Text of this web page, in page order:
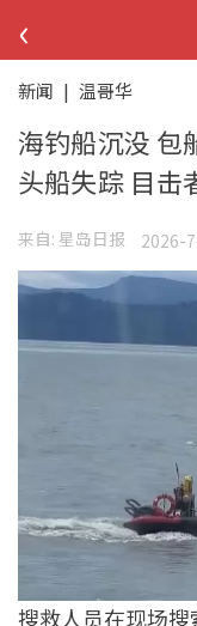
‹
新闻 | 温哥华
海钓船沉没 包
头船失踪 目击
来自: 星岛日报 2026-
搜救人员在现场搜